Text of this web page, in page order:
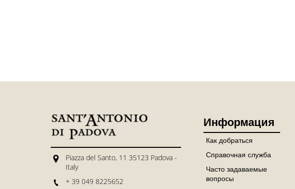
Piazza del Santo, 11 35123 Padova -
Italy
+ 39 049 8225652
Информация
Как добраться
Справочная служба
Часто задаваемые
вопросы